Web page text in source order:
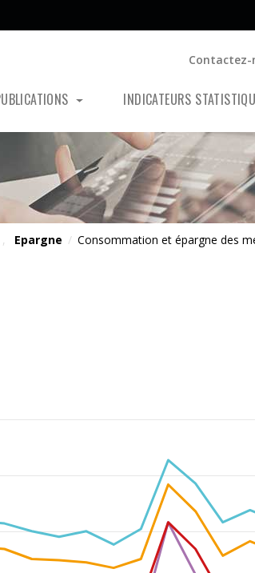
Contactez-
INDICATEURS
, Epargne / Consommation et épargne des